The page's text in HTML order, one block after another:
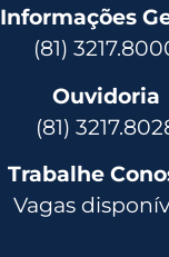
Informações
(81)
Ouvidoria
(81)
Trabalhe
Vagas